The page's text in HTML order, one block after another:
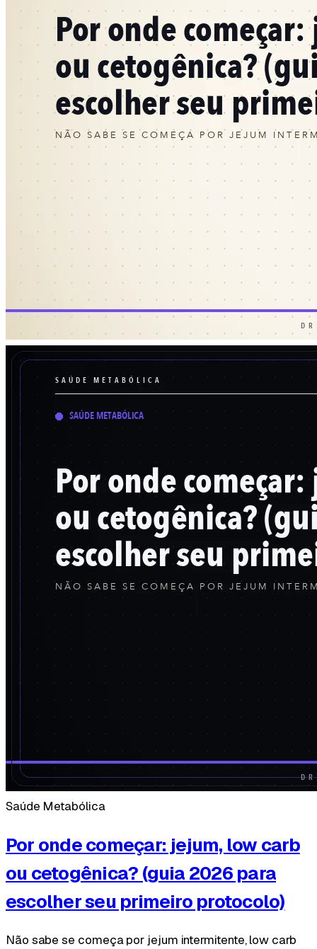
Saúde Metabólica
Por onde começar: jejum, low carb
ou cetogênica? (guia 2026 para
escolher seu primeiro protocolo)
Não sabe se começa por jejum intermitente, low carb